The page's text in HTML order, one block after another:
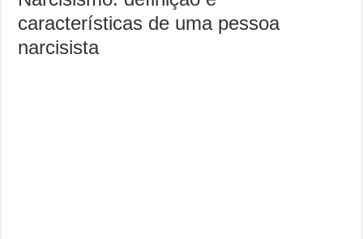
características de uma pessoa
narcisista